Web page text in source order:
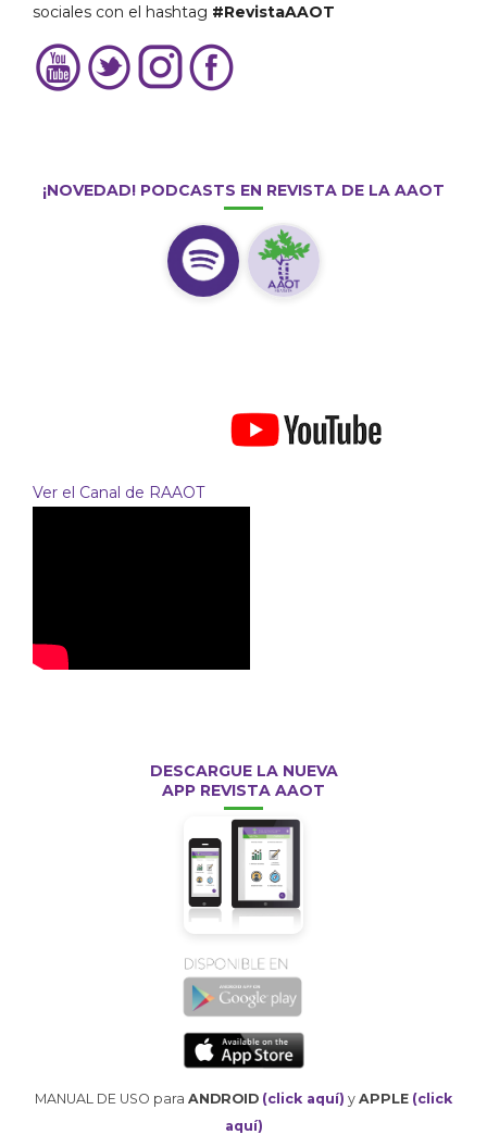
sociales con el hashtag #RevistaAAOT
¡NOVEDAD! PODCASTS EN REVISTA DE LA AAOT
Ver el Canal de RAAOT
DESCARGUE LA NUEVA
APP REVISTA AAOT
MANUAL DE USO para ANDROID (click aquí) y APPLE (click
aquí)